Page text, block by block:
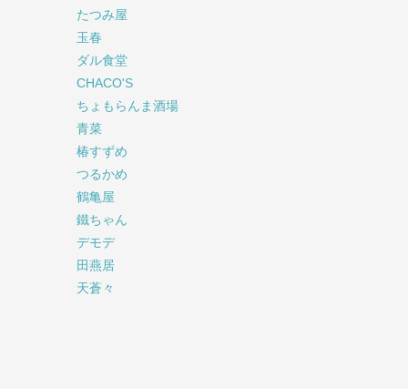
たつみ屋
玉春
ダル食堂
CHACO'S
ちょもらんま酒場
青菜
椿すずめ
つるかめ
鶴亀屋
鐵ちゃん
デモデ
田燕居
天蒼々